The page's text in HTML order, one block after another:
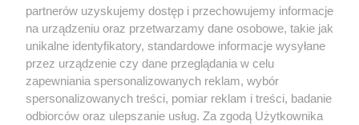
O FIRMIE POLITYKA PRYWATNOŚCI HOSTING
REKLAMA WSPÓŁPRACA RSS FACEBOOK KONTAKT
partnerów uzyskujemy dostęp i przechowujemy informacje
na urządzeniu oraz przetwarzamy dane osobowe, takie jak
unikalne identyfikatory, standardowe informacje wysyłane
przez urządzenie czy dane przeglądania w celu
zapewniania spersonalizowanych reklam, wybór
spersonalizowanych treści, pomiar reklam i treści, badanie
odbiorców oraz ulepszanie usług. Za zgodą Użytkownika